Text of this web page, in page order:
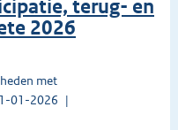
terug- en
2026
met
01-2026